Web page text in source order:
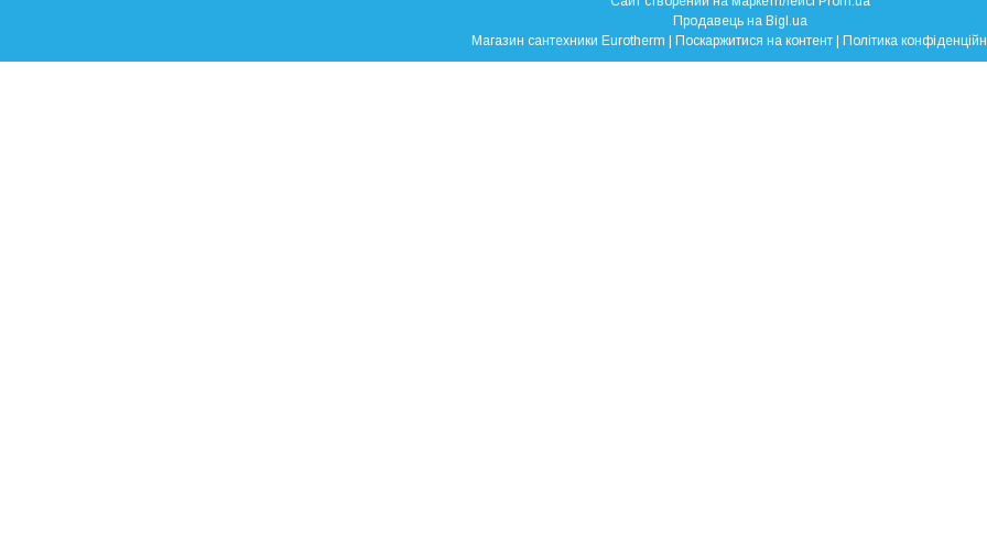
Продавець на Bigl.ua
Магазин сантехники Eurotherm | Поскаржитися на контент | Політика